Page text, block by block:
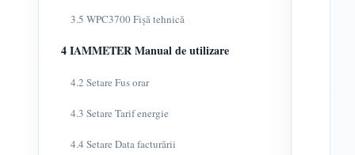
3.5 WPC3700 Fișă tehnică
4 IAMMETER Manual de utilizare
4.2 Setare Fus orar
4.3 Setare Tarif energie
4.4 Setare Data facturării